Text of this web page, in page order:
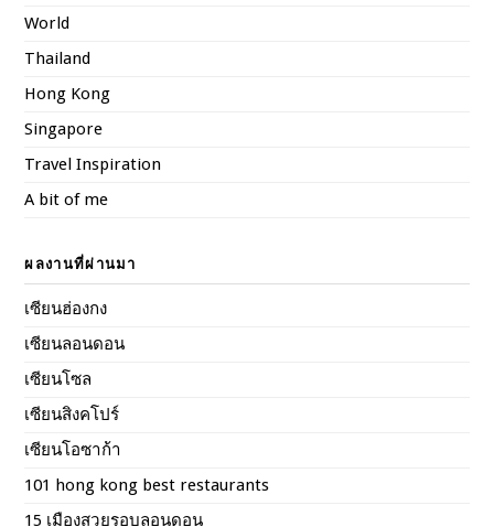
World
Thailand
Hong Kong
Singapore
Travel Inspiration
A bit of me
ผลงานที่ผ่านมา
เซียนฮ่องกง
เซียนลอนดอน
เซียนโซล
เซียนสิงคโปร์
เซียนโอซาก้า
101 hong kong best restaurants
15 เมืองสวยรอบลอนดอน